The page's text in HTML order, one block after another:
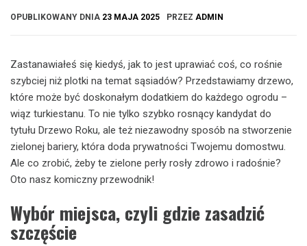
OPUBLIKOWANY DNIA 23 MAJA 2025 PRZEZ ADMIN
Zastanawiałeś się kiedyś, jak to jest uprawiać coś, co rośnie
szybciej niż plotki na temat sąsiadów? Przedstawiamy drzewo,
które może być doskonałym dodatkiem do każdego ogrodu –
wiąz turkiestanu. To nie tylko szybko rosnący kandydat do
tytułu Drzewo Roku, ale też niezawodny sposób na stworzenie
zielonej bariery, która doda prywatności Twojemu domostwu.
Ale co zrobić, żeby te zielone perły rosły zdrowo i radośnie?
Oto nasz komiczny przewodnik!
Wybór miejsca, czyli gdzie zasadzić
szczęście